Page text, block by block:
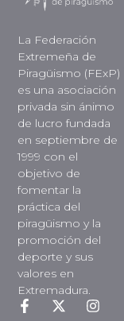
La Federación
Extremeña de
Piragüismo (FExP)
es una asociación
privada sin ánimo
de lucro fundada
en septiembre de
1999 con el
objetivo de
fomentar la
práctica del
piragüismo y la
promoción del
deporte y sus
valores en
Extremadura.